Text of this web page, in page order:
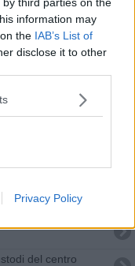
information may
the IAB’s List of
disclose it to other
Privacy Policy
attivi"
per il rispetto
una tragedia"
per il NO"
il centrosinistra
del centro